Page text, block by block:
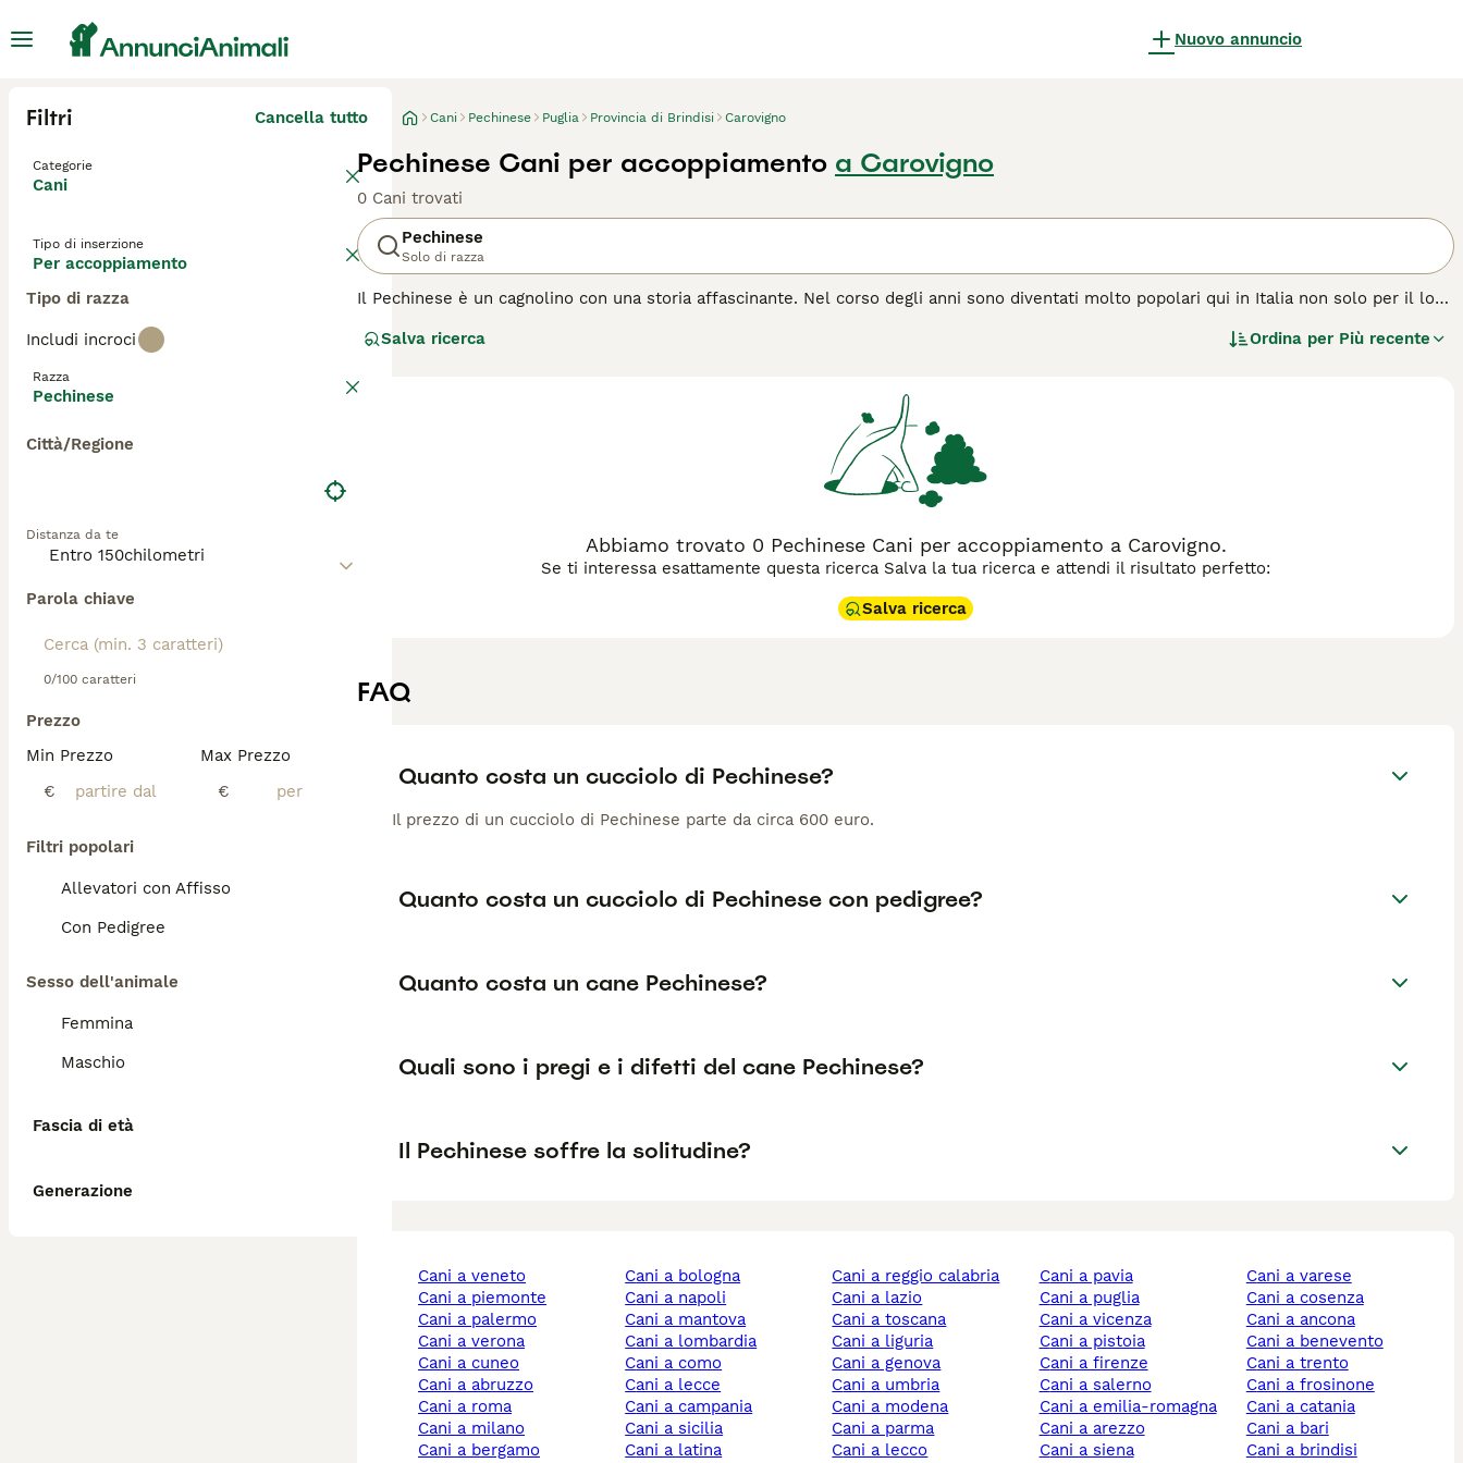
Nuovo annuncio
Filtri Cancella tutto
Categorie
Cani
Tipo di inserzione
Per accoppiamento
Tipo di razza
Includi incroci
Razza
Pechinese
Città/Regione
Distanza da te
Parola chiave
0/100 caratteri
Prezzo
Min Prezzo
€
Max Prezzo
€
Filtri popolari
Allevatori con Affisso
Con Pedigree
Sesso dell'animale
Femmina
Maschio
Fascia di età
Generazione
Cani Pechinese Puglia Provincia di Brindisi Carovigno
Pechinese Cani per accoppiamento a Carovigno
0 Cani trovati
Pechinese
Solo di razza
Il Pechinese è un cagnolino con una storia affascinante. Nel corso degli anni sono diventati molto popolari qui in Italia non solo per il loro
sono fatti strada nei cuori e nelle case di molte persone in tutto il mondo.
Leggi la
Salva ricerca Ordina per Più recente
Abbiamo trovato 0 Pechinese Cani per accoppiamento a Carovigno.
Se ti interessa esattamente questa ricerca Salva la tua ricerca e attendi il risultato perfetto:
Salva ricerca
FAQ
Quanto costa un cucciolo di Pechinese?
Il prezzo di un cucciolo di Pechinese parte da circa 600 euro.
Quanto costa un cucciolo di Pechinese con pedigree?
Quanto costa un cane Pechinese?
Quali sono i pregi e i difetti del cane Pechinese?
Il Pechinese soffre la solitudine?
cani a veneto
cani a piemonte
cani a palermo
cani a verona
cani a cuneo
cani a abruzzo
cani a roma
cani a milano
cani a bergamo
cani a bologna
cani a napoli
cani a mantova
cani a lombardia
cani a como
cani a lecce
cani a campania
cani a sicilia
cani a latina
cani a reggio calabria
cani a lazio
cani a toscana
cani a liguria
cani a genova
cani a umbria
cani a modena
cani a parma
cani a lecco
cani a pavia
cani a puglia
cani a vicenza
cani a pistoia
cani a firenze
cani a salerno
cani a emilia-romagna
cani a arezzo
cani a siena
cani a varese
cani a cosenza
cani a ancona
cani a benevento
cani a trento
cani a frosinone
cani a catania
cani a bari
cani a brindisi